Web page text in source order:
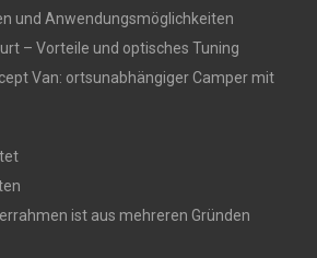
und Anwendungsmöglichkeiten
– Vorteile und optisches Tuning
Van: ortsunabhängiger Camper mit
ist aus mehreren Gründen